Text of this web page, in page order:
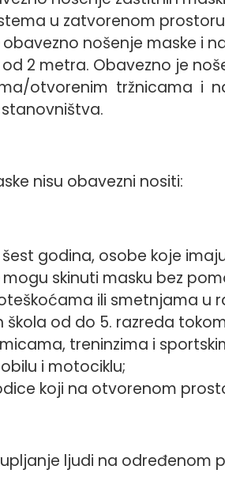
u zatvorenom
nošenje maske i
2 metra. Obavezno je
otvorenim tržnicama i
nisu obavezni nositi:
godina, osobe koje
skinuti masku bez
ili smetnjama u
škola od do 5. razreda
treninzima i
i motociklu;
koji na otvorenom
ljudi na određenom